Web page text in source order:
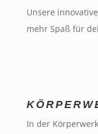
Unsere
mehr Spaß für
In der